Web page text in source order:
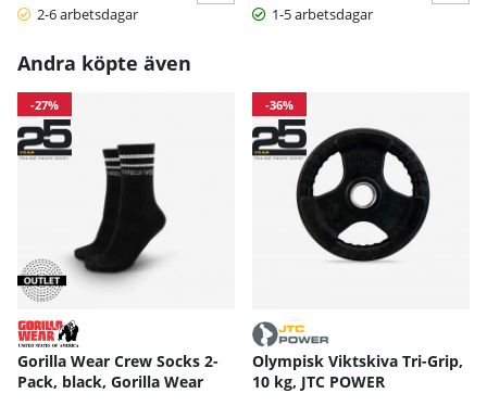
2-6 arbetsdagar 1-5 arbetsdagar
Andra köpte även
-27%
Gorilla Wear Crew Socks 2-
Pack, black, Gorilla Wear
-36%
Olympisk Viktskiva Tri-Grip,
10 kg, JTC POWER